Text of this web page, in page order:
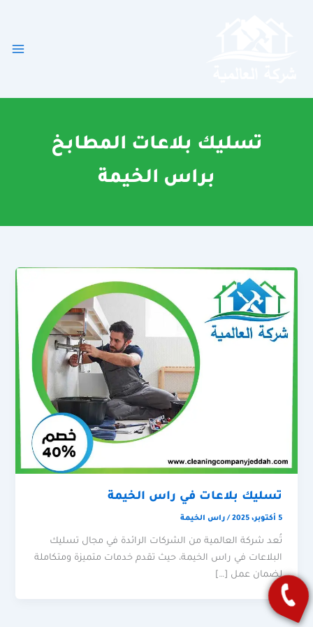
تسليك بلاعات المطابخ
براس الخيمة
تسليك بلاعات في راس الخيمة
5 أكتوبر، 2025 /راس الخيمة
تُعد شركة العالمية من الشركات الرائدة في مجال تسليك
البلاعات في راس الخيمة، حيث تقدم خدمات متميزة ومتكاملة
لضمان عمل […]